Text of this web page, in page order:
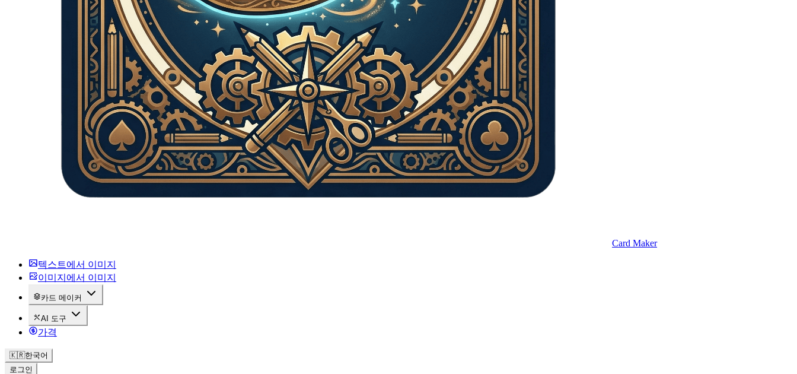
Card Maker
텍스트에서 이미지
이미지에서 이미지
카드 메이커
AI 도구
가격
🇰🇷한국어
로그인